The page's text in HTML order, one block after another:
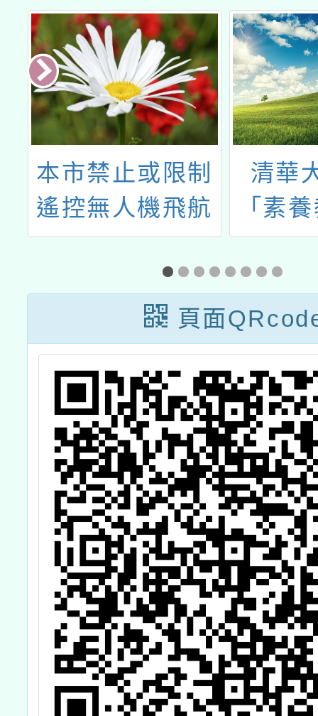
本市禁止或限制
遙控無人機飛航
活動之區域、時
間及其他管理事
項公告
清華
「素
設計
畫」
之「
說明
應
頁面